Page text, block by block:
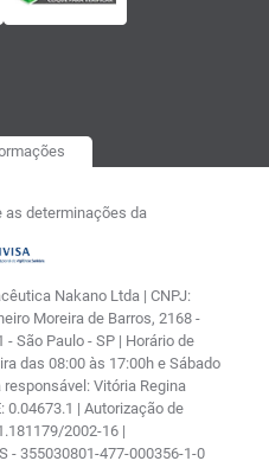
as determinações da
Nakano Ltda | CNPJ:
Moreira de Barros, 2168 -
- São Paulo - SP | Horário de
das 08:00 às 17:00h e Sábado
Vitória Regina
0.04673.1 | Autorização de
2002-16 |
- 355030801-477-000356-1-0